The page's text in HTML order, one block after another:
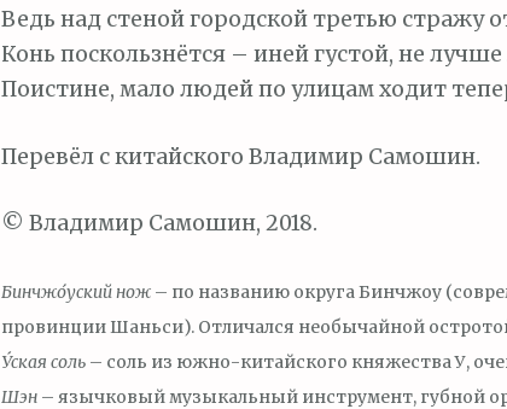
Ведь над стеной городской третью стражу
Конь поскользнётся – иней густой, не лучше
Поистине, мало людей по улицам ходит
Перевёл с китайского Владимир Самошин.
© Владимир Самошин, 2018.
Бинчжо́уский нож – по названию округа Бинчжоу
провинции Шаньси). Отличался необычайной
У́ская соль – соль из южно-китайского княжества У,
Шэн – язычковый музыкальный инструмент, губной